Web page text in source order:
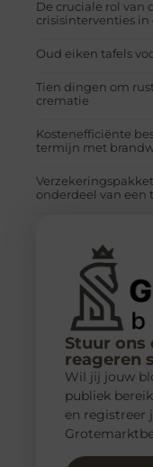
De cruciale rol van
crisisinterventies
Oud eiken tafels
Tien dingen om
crematie
Kostenefficiënte
termijn met
onderdeel van een
Stuur ons
reageren
Wil jij jouw
publiek
en registreer